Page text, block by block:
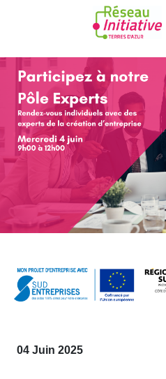
04 Juin 2025